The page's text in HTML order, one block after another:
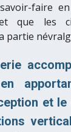
faire
que les
partie
en
et le